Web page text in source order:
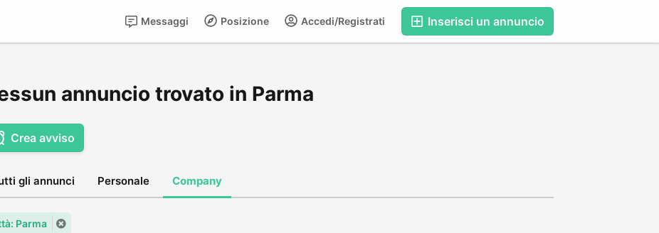
Inserisci un annuncio
Accedi/Registrati
Posizione
Messaggi
annuncio trovato in Parma
Crea avviso
gli annunci Personale Company
Parma